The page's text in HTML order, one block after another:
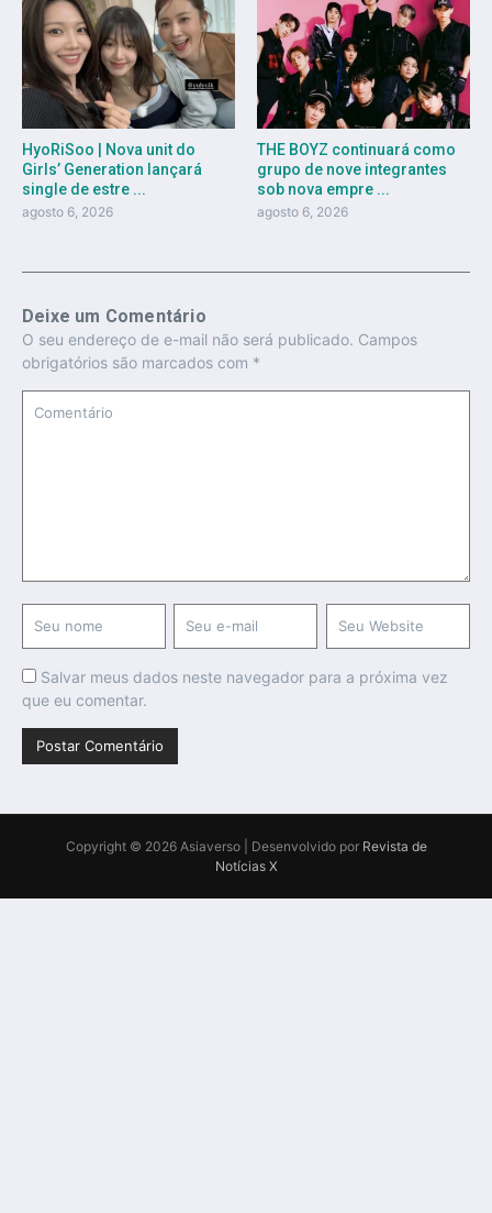
HyoRiSoo | Nova unit do
Girls’ Generation lançará
single de estre ...
agosto 6, 2026
THE BOYZ continuará como
grupo de nove integrantes
sob nova empre ...
agosto 6, 2026
Deixe um Comentário
O seu endereço de e-mail não será publicado. Campos
obrigatórios são marcados com *
Salvar meus dados neste navegador para a próxima vez
que eu comentar.
Copyright © 2026 Asiaverso | Desenvolvido por Revista de
Notícias X